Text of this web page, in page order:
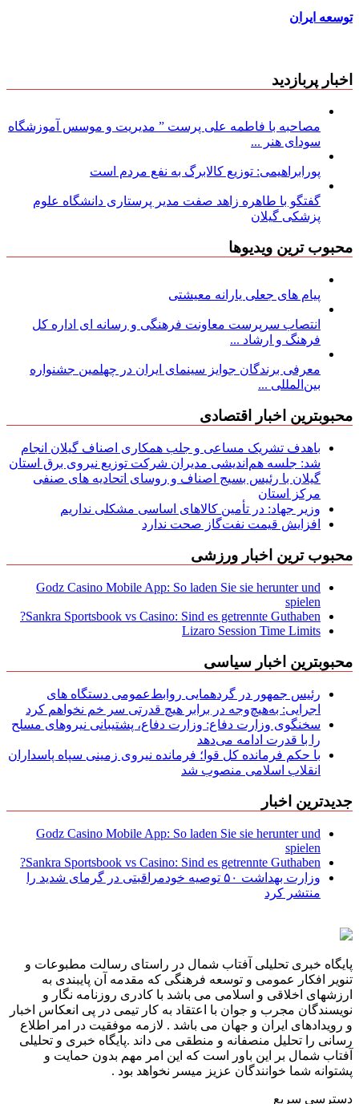
توسعه ایران
اخبار پربازدید
مصاحبه با فاطمه علی پرست ” مدیریت و موسس آموزشگاه
سودای هنر ...
پورابراهیمی: توزیع کالابرگ به نفع مردم است
گفتگو با طاهره زاهد صفت مدیر پرستاری دانشگاه علوم
پزشکی گیلان
محبوب ترین ویدیوها
پیام های جعلی یارانه معیشتی
انتصاب سرپرست معاونت فرهنگی و رسانه ای اداره کل
فرهنگ و ارشاد ...
معرفی برندگان جوایز سینمای ایران در چهلمین جشنواره
بین‌المللی ...
محبوبترین اخبار اقتصادی
باهدف تشریک مساعی و جلب همکاری اصناف گیلان انجام
شد: جلسه هم‌اندیشی مدیران شركت توزیع نیروی برق استان
گیلان با رئیس بسیج اصناف و روسای اتحادیه های صنفی
مركز استان
وزیر جهاد: در تأمین کالاهای اساسی مشکلی نداریم
افزایش قیمت نفت‌گاز صحت ندارد
محبوب ترین اخبار ورزشی
Godz Casino Mobile App: So laden Sie sie herunter und
spielen
Sankra Sportsbook vs Casino: Sind es getrennte Guthaben?
Lizaro Session Time Limits
محبوبترین اخبار سیاسی
رئیس جمهور در گردهمایی روابط‌عمومی دستگاه های
اجرایی: به‌هیچ‌وجه در برابر هیچ قدرتی سر خم نخواهم کرد
سخنگوی وزارت دفاع: وزارت دفاع، پشتیبانی نیرو‌های مسلح
را با قدرت ادامه می‌دهد
با حکم فرمانده کل قوا؛ فرمانده نیروی زمینی سپاه پاسداران
انقلاب اسلامی منصوب شد
جدیدترین اخبار
Godz Casino Mobile App: So laden Sie sie herunter und
spielen
Sankra Sportsbook vs Casino: Sind es getrennte Guthaben?
وزارت بهداشت ۵۰ توصیه خودمراقبتی در گرمای شدید را
منتشر کرد
پایگاه خبری تحلیلی آفتاب شمال در راستای رسالت مطبوعات و
تنویر افکار عمومی و توسعه فرهنگی که مقدمه آن پایبندی به
ارزشهای اخلاقی و اسلامی می باشد با کادری روزنامه نگار و
نویسندگان مجرب و جوان با اعتقاد به کار تیمی در پی انعکاس اخبار
و رویدادهای ایران و جهان می باشد . لازمه موفقیت در امر اطلاع
رسانی را تحلیل منصفانه و منطقی می داند .پایگاه خبری و تحلیلی
آفتاب شمال بر این باور است که این امر مهم بدون حمایت و
پشتوانه شما خوانندگان عزیز میسر نخواهد بود .
دسترسی سریع